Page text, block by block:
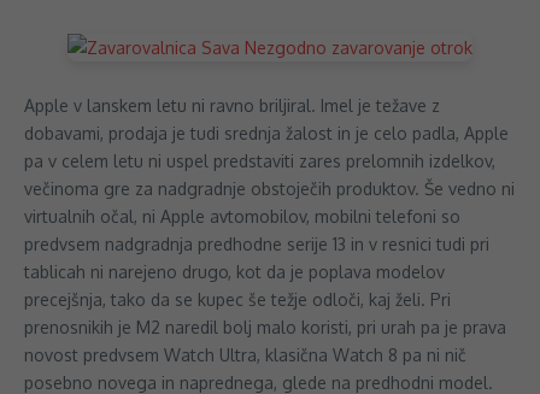
Apple v lanskem letu ni ravno briljiral. Imel je težave z
dobavami, prodaja je tudi srednja žalost in je celo padla, Apple
pa v celem letu ni uspel predstaviti zares prelomnih izdelkov,
večinoma gre za nadgradnje obstoječih produktov. Še vedno ni
virtualnih očal, ni Apple avtomobilov, mobilni telefoni so
predvsem nadgradnja predhodne serije 13 in v resnici tudi pri
tablicah ni narejeno drugo, kot da je poplava modelov
precejšnja, tako da se kupec še težje odloči, kaj želi. Pri
prenosnikih je M2 naredil bolj malo koristi, pri urah pa je prava
novost predvsem Watch Ultra, klasična Watch 8 pa ni nič
posebno novega in naprednega, glede na predhodni model.